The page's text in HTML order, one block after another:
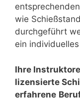
wie
durchgeführt
ein
Ihre
lizensierte
erfahrene